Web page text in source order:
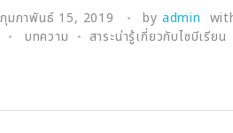
กุมภาพันธ์ 15, 2019 by admin
บทความ
สาระน่ารู้เกี่ยวกับไซบีเรียน